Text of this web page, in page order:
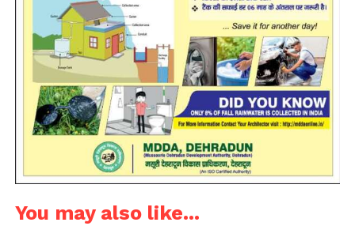
You may also like...